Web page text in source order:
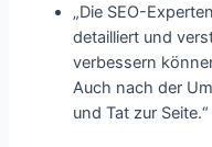
„Die SEO-
detailliert und
verbessern
Auch nach der
und Tat zur Seite.“